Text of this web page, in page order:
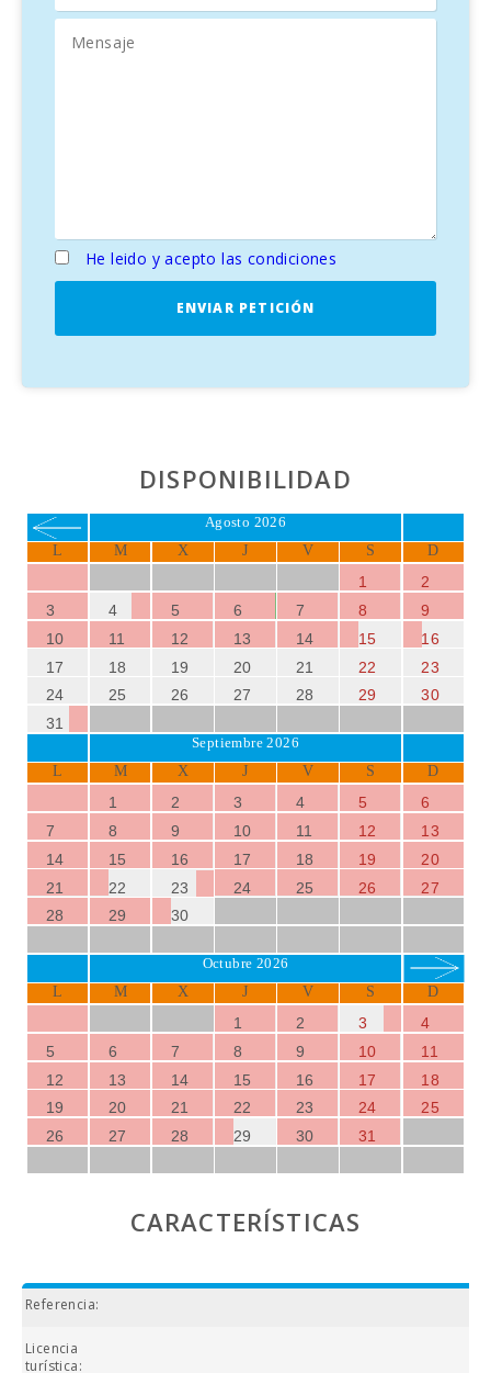
He leido y acepto las condiciones
ENVIAR PETICIÓN
DISPONIBILIDAD
Agosto 2026
L M X J V S D
1
2
3
4 5 6 7 8
9
10
11 12 13 14 15
16
17
18 19 20 21 22
23
24
25 26 27 28 29
30
31
Septiembre 2026
L M X J V S D
1 2 3 4 5
6
7
8 9 10 11 12
13
14
15 16 17 18 19
20
21
22 23 24 25 26
27
28
29 30
Octubre 2026
L M X J V S D
1 2 3
4
5
6 7 8 9 10
11
12
13 14 15 16 17
18
19
20 21 22 23 24
25
26
27 28 29 30 31
CARACTERÍSTICAS
Referencia:
Licencia
turística: